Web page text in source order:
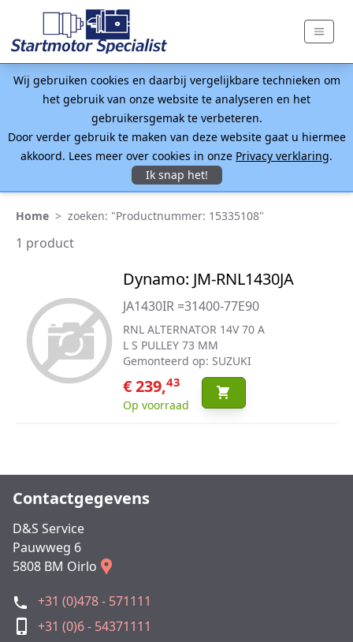
Wij gebruiken cookies en daarbij vergelijkbare technieken om
het gebruik van onze website te analyseren en het
gebruikersgemak te verbeteren.
Door verder gebruik te maken van deze website gaat u hiermee
akkoord. Lees meer over cookies in onze Privacy verklaring.
Ik snap het!
Home > zoeken: "Productnummer: 15335108"
1 product
Dynamo: JM-RNL1430JA
JA1430IR =31400-77E90
RNL ALTERNATOR 14V 70 A
L S PULLEY 73 MM
Gemonteerd op: SUZUKI
€ 239,43
Op voorraad
Contactgegevens
D&S Service
Pauwweg 6
5808 BM Oirlo
+31 (0)478 - 571111
+31 (0)6 - 54371111